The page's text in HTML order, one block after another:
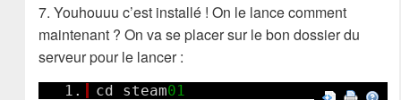
7. Youhouuu c’est installé ! On le lance comment
maintenant ? On va se placer sur le bon dossier du
serveur pour le lancer :
1. cd steam01